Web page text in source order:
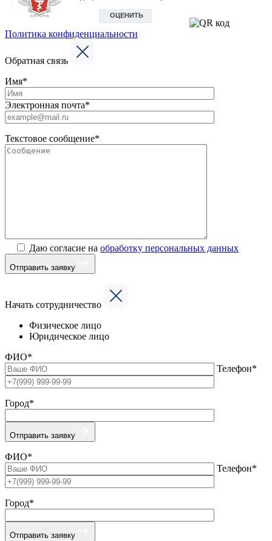
Политика конфиденциальности
Обратная связь
Имя*
Электронная почта*
Текстовое сообщение*
Даю согласие на обработку персональных данных
Отправить заявку
Начать сотрудничество
Физическое лицо
Юридическое лицо
ФИО*
Телефон*
Город*
Отправить заявку
ФИО*
Телефон*
Город*
Отправить заявку